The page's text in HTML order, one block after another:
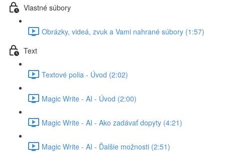
Vlastné súbory
Obrázky, videá, zvuk a Vami nahrané súbory (1:57)
Text
Textové polia - Úvod (2:02)
Magic Write - AI - Úvod (2:00)
Magic Write - AI - Ako zadávať dopyty (4:21)
Magic Write - AI - Ďalšie možnosti (2:51)